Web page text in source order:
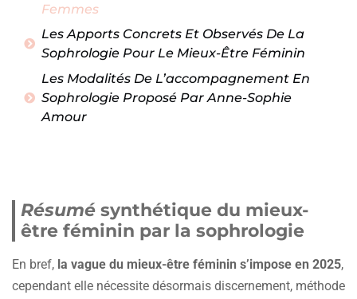
Femmes
Les Apports Concrets Et Observés De La
Sophrologie Pour Le Mieux-Être Féminin
Les Modalités De L’accompagnement En
Sophrologie Proposé Par Anne-Sophie
Amour
Résumé synthétique du mieux-
être féminin par la sophrologie
En bref, la vague du mieux-être féminin s’impose en 2025,
cependant elle nécessite désormais discernement, méthode